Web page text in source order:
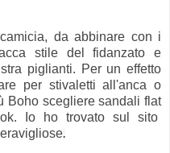
da abbinare con i
stile del fidanzato e
piglianti. Per un effetto
per stivaletti all'anca o
Boho scegliere sandali flat
Io ho trovato sul sito
.